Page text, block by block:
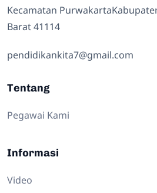
Kecamatan
Barat 41114
pendidikankita7@gmail.com
Tentang
Pegawai Kami
Informasi
Video